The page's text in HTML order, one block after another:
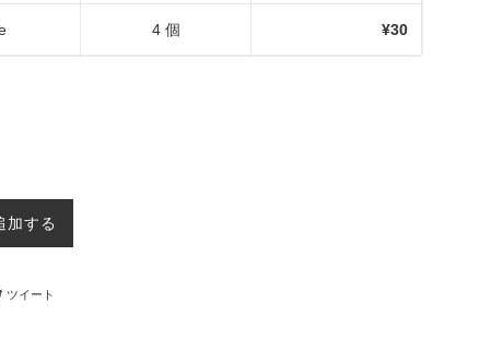
4 個 ¥30
加する
でシェアする
ツイート